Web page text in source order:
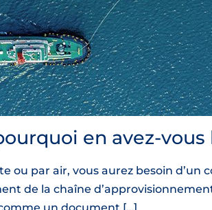
en avez-vous
ou par air, vous aurez besoin
de la chaîne